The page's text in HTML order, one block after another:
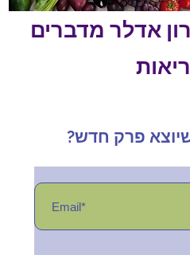
אדלר מדברים
פרק חדש?